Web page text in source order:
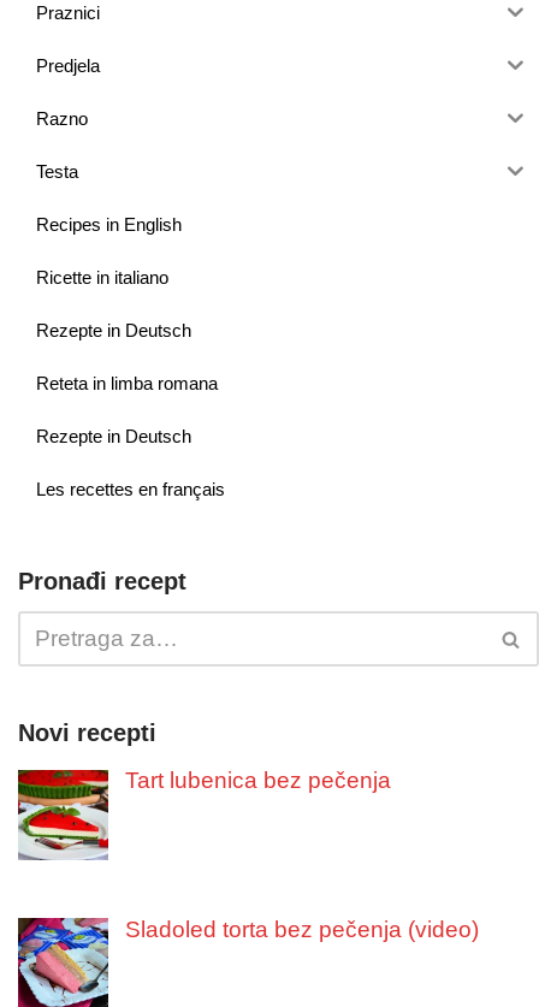
Praznici
Predjela
Razno
Testa
Recipes in English
Ricette in italiano
Rezepte in Deutsch
Reteta in limba romana
Rezepte in Deutsch
Les recettes en français
Pronađi recept
Novi recepti
Tart lubenica bez pečenja
Sladoled torta bez pečenja (video)